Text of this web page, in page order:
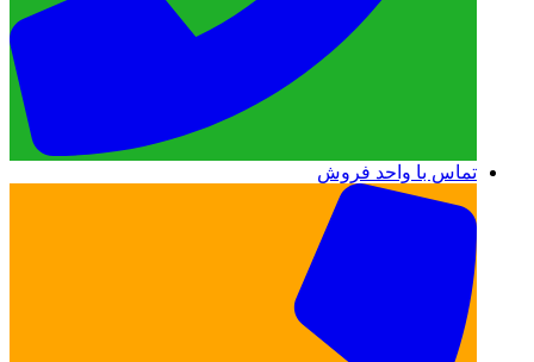
تماس با واحد فروش